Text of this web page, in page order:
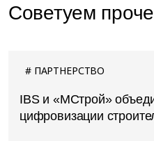
Советуем
ПАРТНЕРСТВО
IBS и «МСтрой»
цифровизации